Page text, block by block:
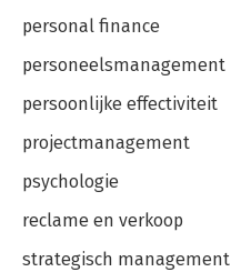
personal finance
personeelsmanagement
persoonlijke effectiviteit
projectmanagement
psychologie
reclame en verkoop
strategisch management